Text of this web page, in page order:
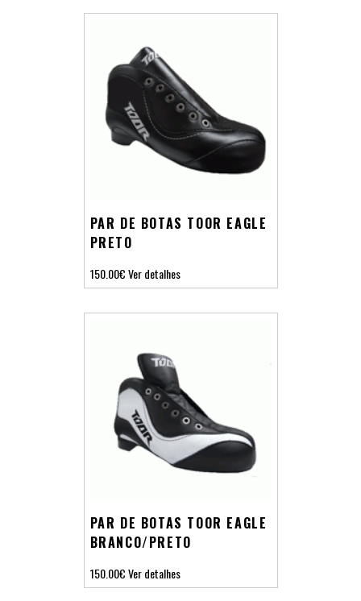
PAR DE BOTAS TOOR EAGLE
PRETO
150.00€Ver detalhes
PAR DE BOTAS TOOR EAGLE
BRANCO/PRETO
150.00€Ver detalhes